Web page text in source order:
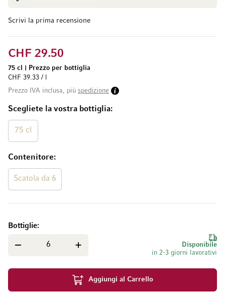
Scrivi la prima recensione
Scegliete la vostra bottiglia
75 cl
Contenitore
Scatola da 6
CHF 29.50
75 cl
Prezzo per bottiglia
CHF 39.33 / l
Prezzo IVA inclusa, più spedizione
Disponibile
in 2-3 giorni lavorativi
Bottiglie
Aggiungi al Carrello